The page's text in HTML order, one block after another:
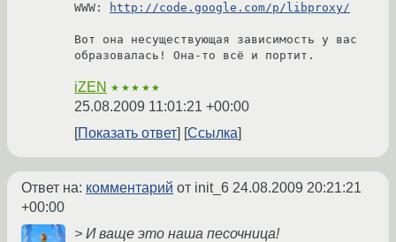
WWW: http://code.google.com/p/libproxy/
Вот она несуществующая зависимость у вас
образовалась! Она-то всё и портит.
iZEN ★★★★★
25.08.2009 11:01:21 +00:00
Показать ответ
Ссылка
Ответ на: комментарий от init_6 24.08.2009 20:21:21
+00:00
> И ваще это наша песочница!